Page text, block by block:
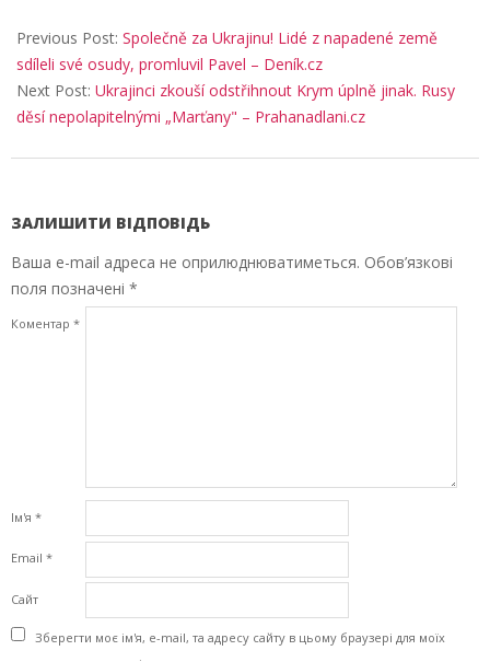
05-
26
Previous Post: Společně za Ukrajinu! Lidé z napadené země
sdíleli své osudy, promluvil Pavel – Deník.cz
Next Post: Ukrajinci zkouší odstřihnout Krym úplně jinak. Rusy
děsí nepolapitelnými „Marťany" – Prahanadlani.cz
ЗАЛИШИТИ ВІДПОВІДЬ
Ваша e-mail адреса не оприлюднюватиметься. Обов’язкові
поля позначені *
Коментар *
Ім'я *
Email *
Сайт
Зберегти моє ім'я, e-mail, та адресу сайту в цьому браузері для моїх